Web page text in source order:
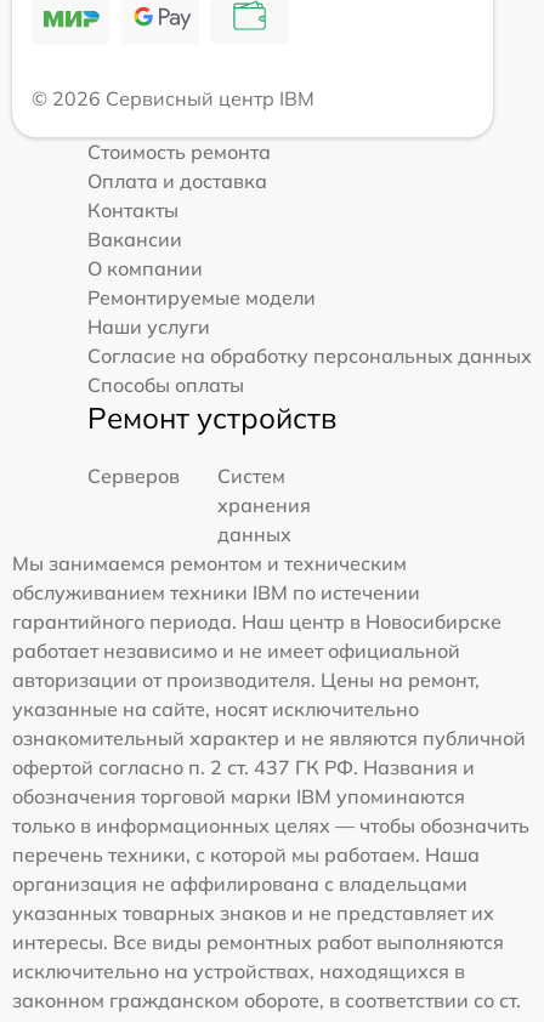
© 2026 Сервисный центр IBM
Стоимость ремонта
Оплата и доставка
Контакты
Вакансии
О компании
Ремонтируемые модели
Наши услуги
Согласие на обработку персональных данных
Способы оплаты
Ремонт устройств
Серверов
Систем
хранения
данных
Мы занимаемся ремонтом и техническим
обслуживанием техники IBM по истечении
гарантийного периода. Наш центр в Новосибирске
работает независимо и не имеет официальной
авторизации от производителя. Цены на ремонт,
указанные на сайте, носят исключительно
ознакомительный характер и не являются публичной
офертой согласно п. 2 ст. 437 ГК РФ. Названия и
обозначения торговой марки IBM упоминаются
только в информационных целях — чтобы обозначить
перечень техники, с которой мы работаем. Наша
организация не аффилирована с владельцами
указанных товарных знаков и не представляет их
интересы. Все виды ремонтных работ выполняются
исключительно на устройствах, находящихся в
законном гражданском обороте, в соответствии со ст.